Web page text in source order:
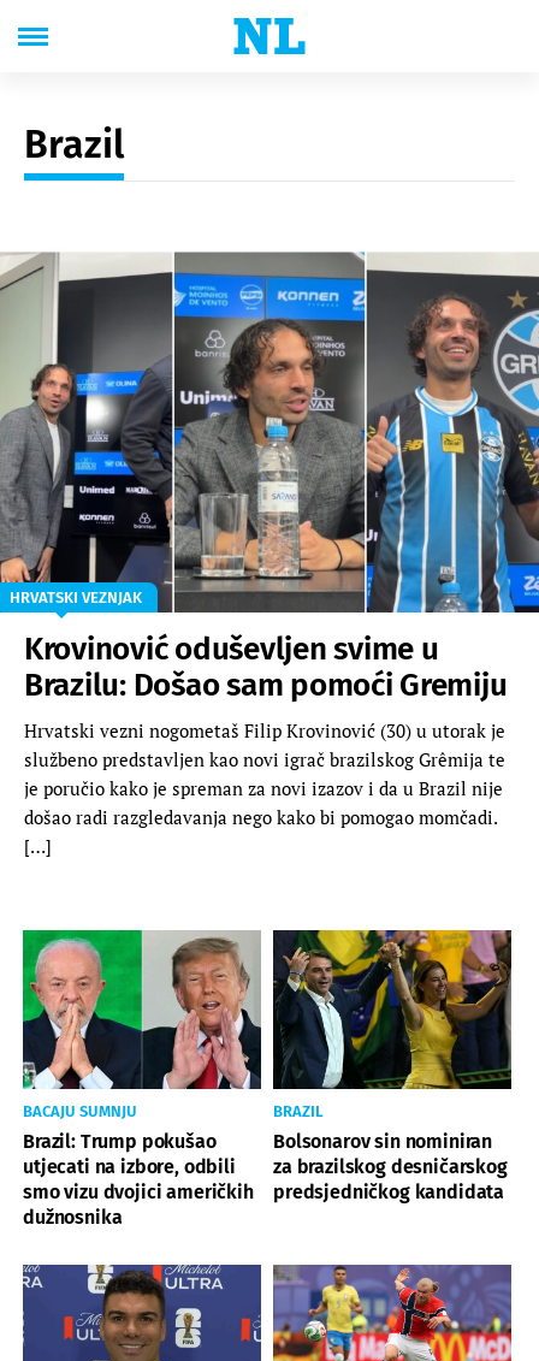
Brazil
HRVATSKI VEZNJAK
Krovinović oduševljen svime u
Brazilu: Došao sam pomoći Gremiju
Hrvatski vezni nogometaš Filip Krovinović (30) u utorak je
službeno predstavljen kao novi igrač brazilskog Grêmija te
je poručio kako je spreman za novi izazov i da u Brazil nije
došao radi razgledavanja nego kako bi pomogao momčadi.
[…]
BACAJU SUMNJU
Brazil: Trump pokušao
utjecati na izbore, odbili
smo vizu dvojici američkih
dužnosnika
BRAZIL
Bolsonarov sin nominiran
za brazilskog desničarskog
predsjedničkog kandidata